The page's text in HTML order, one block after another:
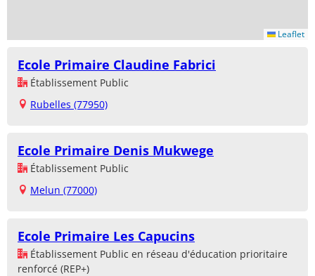
Leaflet
Ecole Primaire Claudine Fabrici
Établissement Public
Rubelles (77950)
Ecole Primaire Denis Mukwege
Établissement Public
Melun (77000)
Ecole Primaire Les Capucins
Établissement Public en réseau d'éducation prioritaire
renforcé (REP+)